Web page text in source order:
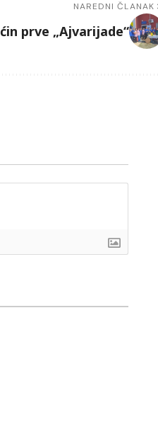
NAREDNI ČLANAK
prve „Ajvarijade“